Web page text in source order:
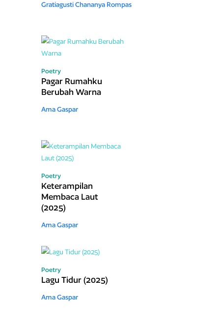
Gratiagusti Chananya Rompas
Poetry
Pagar Rumahku
Berubah Warna
Ama Gaspar
Poetry
Keterampilan
Membaca Laut
(2025)
Ama Gaspar
Poetry
Lagu Tidur (2025)
Ama Gaspar